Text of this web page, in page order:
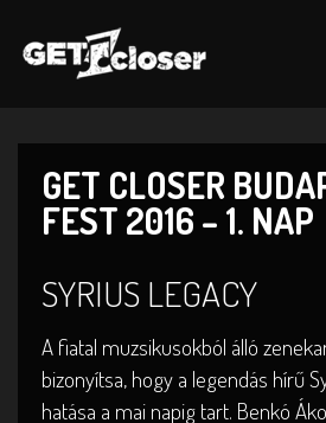
GET CLOSER
FEST 2016 – 1. NAP
SYRIUS LEGACY
A fiatal muzsikusokból álló
bizonyítsa, hogy a legendás hírű
hatása a mai napig tart. Benkó